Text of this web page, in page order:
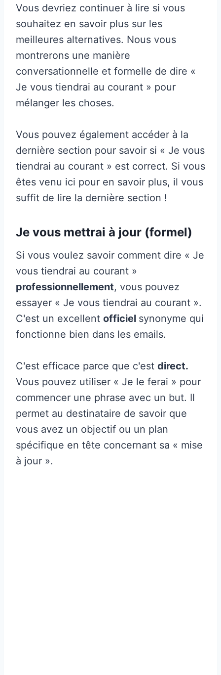
Vous devriez continuer à lire si vous
souhaitez en savoir plus sur les
meilleures alternatives. Nous vous
montrerons une manière
conversationnelle et formelle de dire «
Je vous tiendrai au courant » pour
mélanger les choses.
Vous pouvez également accéder à la
dernière section pour savoir si « Je vous
tiendrai au courant » est correct. Si vous
êtes venu ici pour en savoir plus, il vous
suffit de lire la dernière section !
Je vous mettrai à jour (formel)
Si vous voulez savoir comment dire « Je
vous tiendrai au courant »
professionnellement, vous pouvez
essayer « Je vous tiendrai au courant ».
C'est un excellent officiel synonyme qui
fonctionne bien dans les emails.
C'est efficace parce que c'est direct.
Vous pouvez utiliser « Je le ferai » pour
commencer une phrase avec un but. Il
permet au destinataire de savoir que
vous avez un objectif ou un plan
spécifique en tête concernant sa « mise
à jour ».